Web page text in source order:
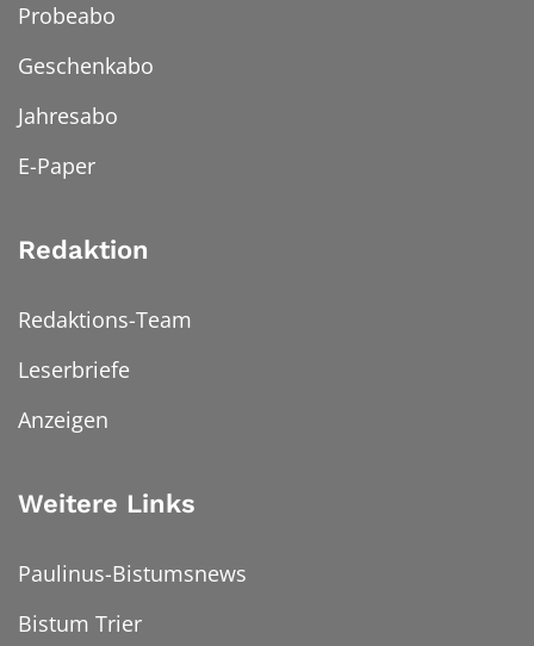
Probeabo
Geschenkabo
Jahresabo
E-Paper
Redaktion
Redaktions-Team
Leserbriefe
Anzeigen
Weitere Links
Paulinus-Bistumsnews
Bistum Trier